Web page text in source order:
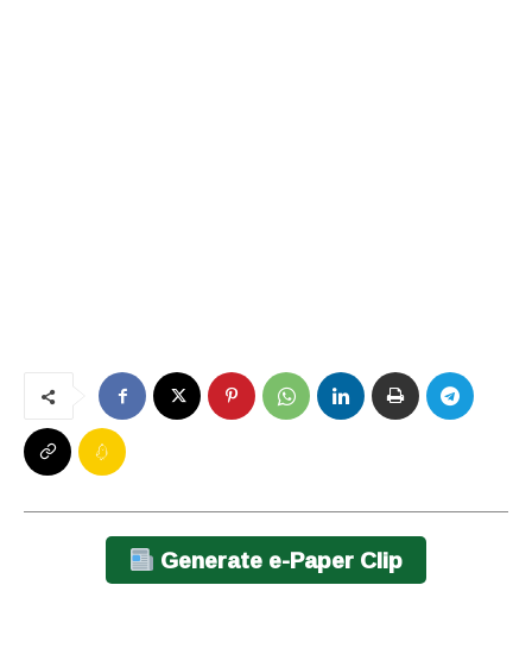
Generate e-Paper Clip